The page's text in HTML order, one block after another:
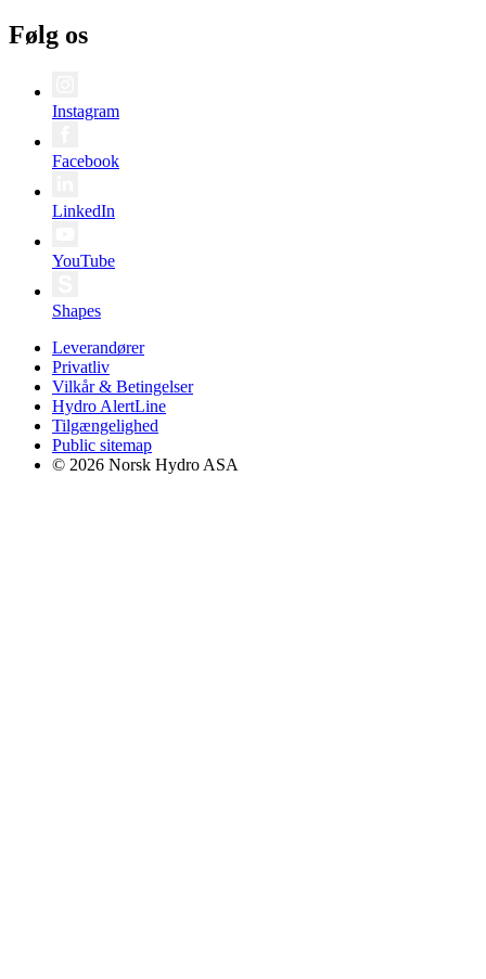
Følg os
Instagram
Facebook
LinkedIn
YouTube
Shapes
Leverandører
Privatliv
Vilkår & Betingelser
Hydro AlertLine
Tilgængelighed
Public sitemap
© 2026 Norsk Hydro ASA